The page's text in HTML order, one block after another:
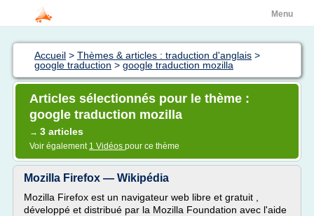
Menu
Accueil > Thèmes & articles : traduction d'anglais >
google traduction > google traduction mozilla
Articles sélectionnés pour le thème :
google traduction mozilla
→ 3 articles
Voir également 1 Vidéos pour ce thème
Mozilla Firefox — Wikipédia
Mozilla Firefox est un navigateur web libre et gratuit ,
développé et distribué par la Mozilla Foundation avec l'aide